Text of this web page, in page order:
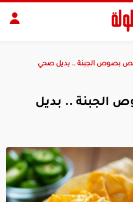
بصوص الجبنة .. بديل صحي
الجبنة .. بديل
أطباق رئيسية
ديكور